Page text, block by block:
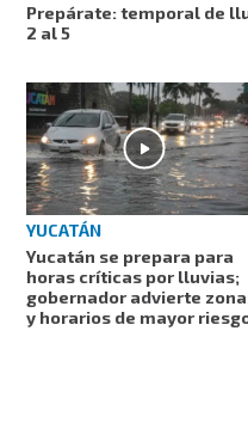
Prepárate: temporal de
2 al 5
YUCATÁN
Yucatán se prepara para
horas críticas por lluvias;
gobernador advierte
y horarios de mayor